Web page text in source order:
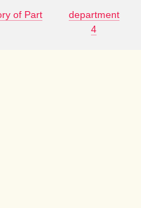
of Part
department
4